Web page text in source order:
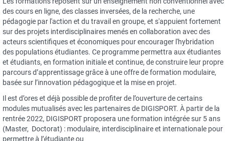
des cours en ligne, des classes inversées, de la recherche, une
pédagogie par l'action et du travail en groupe, et s'appuient fortement
sur des projets interdisciplinaires menés en collaboration avec des
acteurs scientifiques et économiques pour encourager l'hybridation
des populations étudiantes. Ce programme permettra aux étudiantes
et étudiants, en formation initiale et continue, de construire leur propre
parcours d’apprentissage grâce à une offre de formation modulaire,
basée sur l’innovation pédagogique et la mise en projet.
Il est d’ores et déjà possible de profiter de l’ouverture de certains
modules mutualisés avec les partenaires de DIGISPORT. À partir de la
rentrée 2022, DIGISPORT proposera une formation intégrée sur 5 ans
(Master, Doctorat) : modulaire, interdisciplinaire et internationale pour
permettre à l’étudiante ou